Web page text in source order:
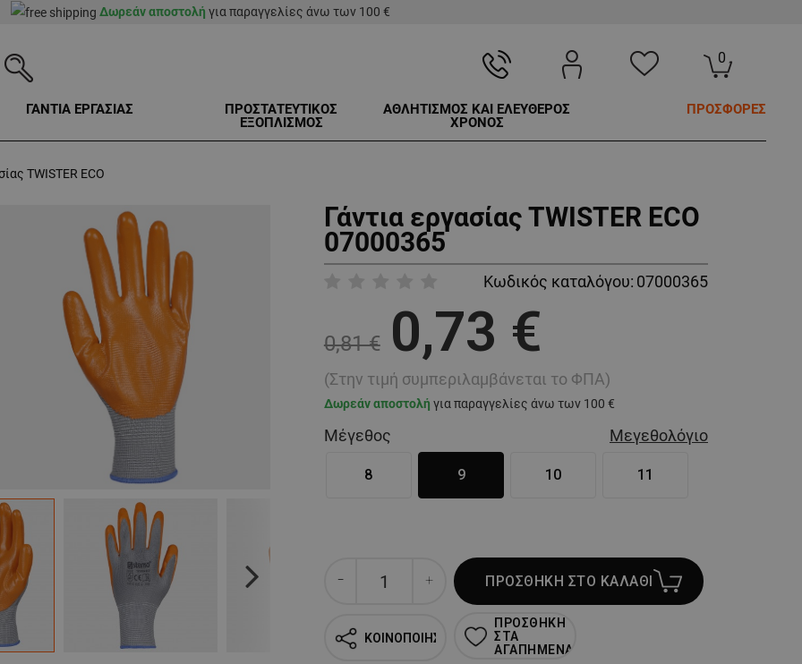
Δωρεάν αποστολή για παραγγελίες άνω των 100 €
0
ΓΑΝΤΙΑ ΕΡΓΑΣΙΑΣ
ΠΡΟΣΤΑΤΕΥΤΙΚΟΣ
ΕΞΟΠΛΙΣΜΟΣ
ΑΘΛΗΤΙΣΜΟΣ ΚΑΙ ΕΛΕΥΘΕΡΟΣ
ΧΡΟΝΟΣ
ΠΡΟΣΦΟΡΕΣ
TWISTER ECO
Next
Γάντια εργασίας TWISTER ECO
07000365
Κωδικός καταλόγου: 07000365
0,81 € 0,73 €
(Στην τιμή συμπεριλαμβάνεται το ΦΠΑ)
Δωρεάν αποστολή για παραγγελίες άνω των 100 €
Μέγεθος Μεγεθολόγιο
8 9 10 11
ΠΡΟΣΘΗΚΗ ΣΤΟ ΚΑΛΑΘΙ
ΚΟΙΝΟΠΟΙΗΣΗ
ΠΡΟΣΘΗΚΗ
ΣΤΑ
ΑΓΑΠΗΜΕΝΑ